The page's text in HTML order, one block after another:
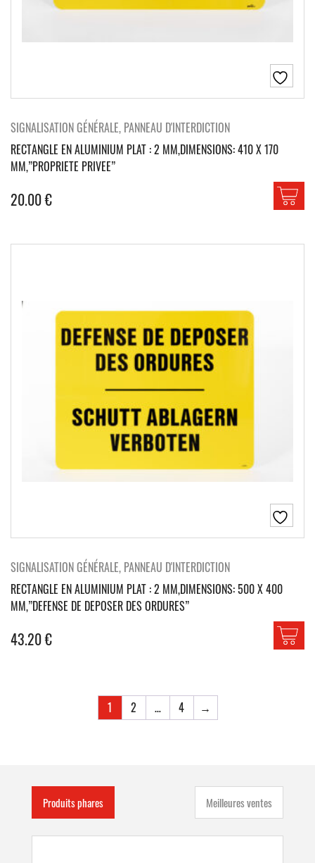
SIGNALISATION GÉNÉRALE, PANNEAU D'INTERDICTION
RECTANGLE EN ALUMINIUM PLAT : 2 MM,DIMENSIONS: 410 X 170
MM,”PROPRIETE PRIVEE”
20.00€
SIGNALISATION GÉNÉRALE, PANNEAU D'INTERDICTION
RECTANGLE EN ALUMINIUM PLAT : 2 MM,DIMENSIONS: 500 X 400
MM,”DEFENSE DE DEPOSER DES ORDURES”
43.20€
1 2 … 4 →
Produits phares Meilleures ventes